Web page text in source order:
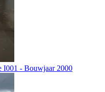
I001 - Bouwjaar 2000